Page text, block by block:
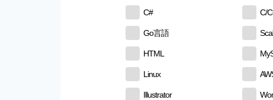
C# C/
Go言語
HTML
Linux
Illustrator